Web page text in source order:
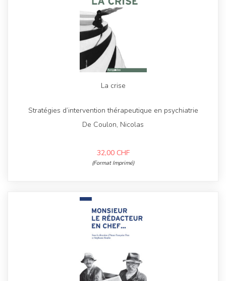
La crise
Stratégies d’intervention thérapeutique en psychiatrie
De Coulon, Nicolas
32,00 CHF
(Format Imprimé)